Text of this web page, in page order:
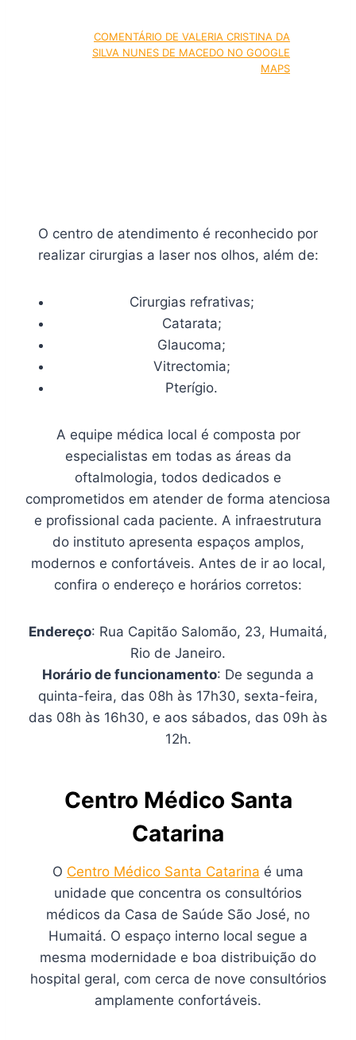
COMENTÁRIO DE VALERIA CRISTINA DA
SILVA NUNES DE MACEDO NO GOOGLE
MAPS
O centro de atendimento é reconhecido por
realizar cirurgias a laser nos olhos, além de:
Cirurgias refrativas;
Catarata;
Glaucoma;
Vitrectomia;
Pterígio.
A equipe médica local é composta por
especialistas em todas as áreas da
oftalmologia, todos dedicados e
comprometidos em atender de forma atenciosa
e profissional cada paciente. A infraestrutura
do instituto apresenta espaços amplos,
modernos e confortáveis. Antes de ir ao local,
confira o endereço e horários corretos:
Endereço: Rua Capitão Salomão, 23, Humaitá,
Rio de Janeiro.
Horário de funcionamento: De segunda a
quinta-feira, das 08h às 17h30, sexta-feira,
das 08h às 16h30, e aos sábados, das 09h às
12h.
Centro Médico Santa
Catarina
O Centro Médico Santa Catarina é uma
unidade que concentra os consultórios
médicos da Casa de Saúde São José, no
Humaitá. O espaço interno local segue a
mesma modernidade e boa distribuição do
hospital geral, com cerca de nove consultórios
amplamente confortáveis.